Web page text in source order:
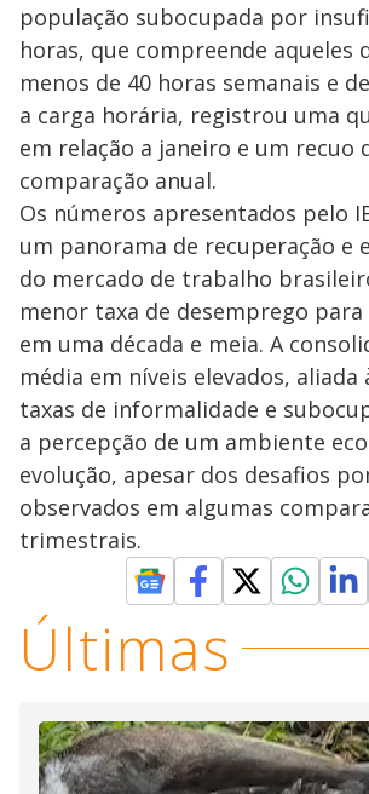
população subocupada por
horas, que compreende aqueles
menos de 40 horas semanais e
a carga horária, registrou uma
em relação a janeiro e um recuo
comparação anual.
Os números apresentados pelo
um panorama de recuperação e
do mercado de trabalho
menor taxa de desemprego
em uma década e meia. A
média em níveis elevados, aliada
taxas de informalidade e
a percepção de um ambiente
evolução, apesar dos desafios
observados em algumas
trimestrais.
Últimas